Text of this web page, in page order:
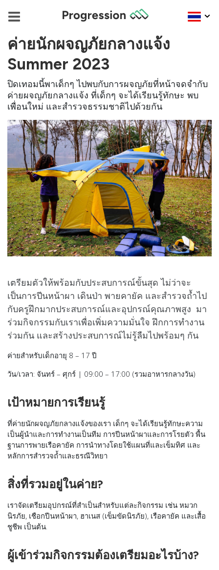
ค่ายนักผจญภัยกลางแจ้ง
Summer 2023
ปิดเทอมนี้พาเด็กๆ ไปพบกับการผจญภัยที่หน้าจดจำกับ
ค่ายผจญภัยกลางแจ้ง ที่เด็กๆ จะได้เรียนรู้ทักษะ พบ
เพื่อนใหม่ และสำรวจธรรมชาติไปด้วยกัน
เตรียมตัวให้พร้อมกับประสบการณ์ขั้นสุด ไม่ว่าจะ
เป็นการปีนหน้าผา เดินป่า พายคายัค และสำรวจถ้ำไป
กับครูฝึกมากประสบการณ์และอุปกรณ์คุณภาพสูง มา
ร่วมกิจกรรมกับเราเพื่อเพิ่มความมั่นใจ ฝึกการทำงาน
ร่วมกัน และสร้างประสบการณ์ไม่รู้ลืมไปพร้อมๆ กัน
ค่ายสำหรับเด็กอายุ 8 – 17 ปี
วัน/เวลา: จันทร์ – ศุกร์ | 09:00 – 17:00 (รวมอาหารกลางวัน)
เป้าหมายการเรียนรู้
ที่ค่ายนักผจญภัยกลางแจ้งของเรา เด็กๆ จะได้เรียนรู้ทักษะความ
เป็นผู้นำและการทำงานเป็นทีม การปีนหน้าผาและการโรยตัว พื้น
ฐานการพายเรือคายัค การนำทางโดยใช้แผนที่และเข็มทิศ และ
หลักการสำรวจถ้ำและธรณีวิทยา
สิ่งที่รวมอยู่ในค่าย?
เราจัดเตรียมอุปกรณ์ที่สำเป็นสำหรับแต่ละกิจกรรม เช่น หมวก
นิรภัย, เชือกปีนหน้าผา, ฮาเนส (เข็มขัดนิรภัย), เรือคายัค และเสื้อ
ชูชีพ เป็นต้น.
ผู้เข้าร่วมกิจกรรมต้องเตรียมอะไรบ้าง?